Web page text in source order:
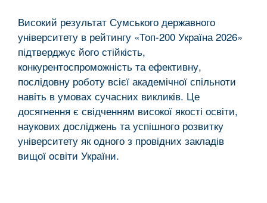
Високий результат Сумського державного
університету в рейтингу «Топ-200 Україна 2026»
підтверджує його стійкість,
конкурентоспроможність та ефективну,
послідовну роботу всієї академічної спільноти
навіть в умовах сучасних викликів. Це
досягнення є свідченням високої якості освіти,
наукових досліджень та успішного розвитку
університету як одного з провідних закладів
вищої освіти України.